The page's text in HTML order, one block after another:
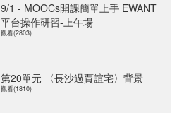
9/1 - MOOCs開課簡單上手 EWANT
平台操作研習-上午場
觀看(2803)
第20單元 〈長沙過賈誼宅〉背景
觀看(1810)